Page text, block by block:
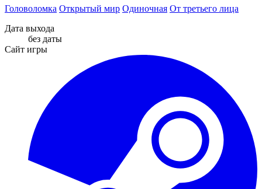
Головоломка Открытый мир Одиночная От третьего лица
Дата выхода
без даты
Сайт игры